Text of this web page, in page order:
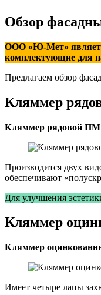
Обзор
ООО «Ю-Мет»
комплектующие для
Предлагаем обзор
Кляммер
Кляммер рядовой ПМ
Производится двух
обеспечивают
Для улучшения
Кляммер
Кляммер
Имеет четыре лапы